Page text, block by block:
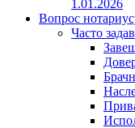
1.01.2026
Вопрос
Часто